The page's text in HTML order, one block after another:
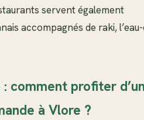
servent également
accompagnés de raki,
comment profiter
à Vlore ?